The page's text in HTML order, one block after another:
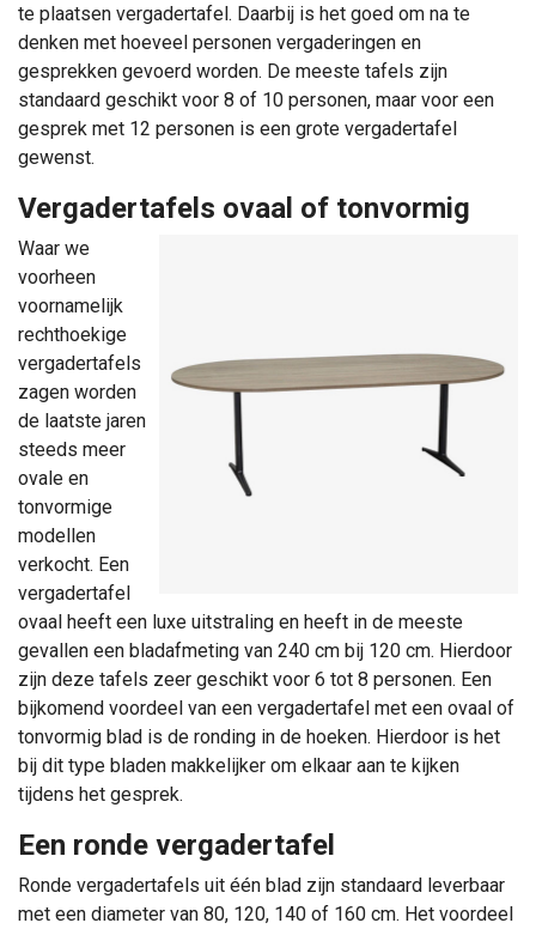
te plaatsen vergadertafel. Daarbij is het goed om na te
denken met hoeveel personen vergaderingen en
gesprekken gevoerd worden. De meeste tafels zijn
standaard geschikt voor 8 of 10 personen, maar voor een
gesprek met 12 personen is een grote vergadertafel
gewenst.
Vergadertafels ovaal of tonvormig
Waar we
voorheen
voornamelijk
rechthoekige
vergadertafels
zagen worden
de laatste jaren
steeds meer
ovale en
tonvormige
modellen
verkocht. Een
vergadertafel
ovaal heeft een luxe uitstraling en heeft in de meeste
gevallen een bladafmeting van 240 cm bij 120 cm. Hierdoor
zijn deze tafels zeer geschikt voor 6 tot 8 personen. Een
bijkomend voordeel van een vergadertafel met een ovaal of
tonvormig blad is de ronding in de hoeken. Hierdoor is het
bij dit type bladen makkelijker om elkaar aan te kijken
tijdens het gesprek.
Een ronde vergadertafel
Ronde vergadertafels uit één blad zijn standaard leverbaar
met een diameter van 80, 120, 140 of 160 cm. Het voordeel